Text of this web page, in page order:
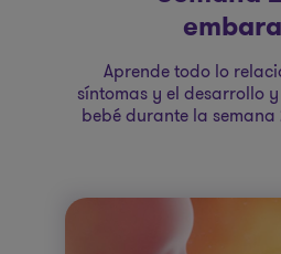
Aprende todo lo
síntomas y el desarrollo
bebé durante la